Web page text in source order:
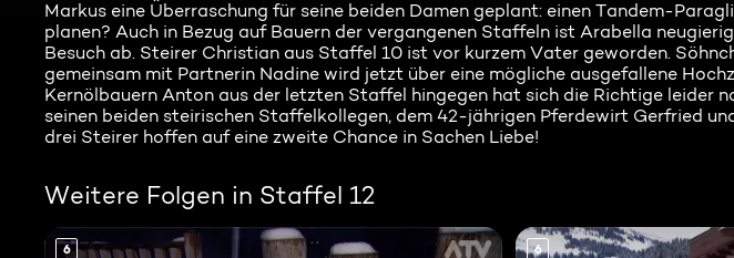
Markus eine Überraschung für seine beiden Damen geplant: einen Tandem-
planen? Auch in Bezug auf Bauern der vergangenen Staffeln ist Arabella
Besuch ab. Steirer Christian aus Staffel 10 ist vor kurzem Vater geworden.
gemeinsam mit Partnerin Nadine wird jetzt über eine mögliche ausgefallene
Kernölbauern Anton aus der letzten Staffel hingegen hat sich die Richtige leider
seinen beiden steirischen Staffelkollegen, dem 42-jährigen Pferdewirt Gerfried
drei Steirer hoffen auf eine zweite Chance in Sachen Liebe!
Weitere Folgen in Staffel 12
6 6